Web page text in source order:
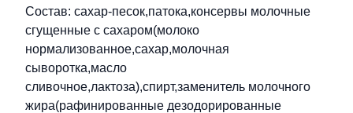
Состав: сахар-песок,патока,консервы молочные
сгущенные с сахаром(молоко
нормализованное,сахар,молочная
сыворотка,масло
сливочное,лактоза),спирт,заменитель молочного
жира(рафинированные дезодорированные